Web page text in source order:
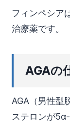
フィンペシア
治療薬です。
AGAの
AGA（男性型
ステロンが